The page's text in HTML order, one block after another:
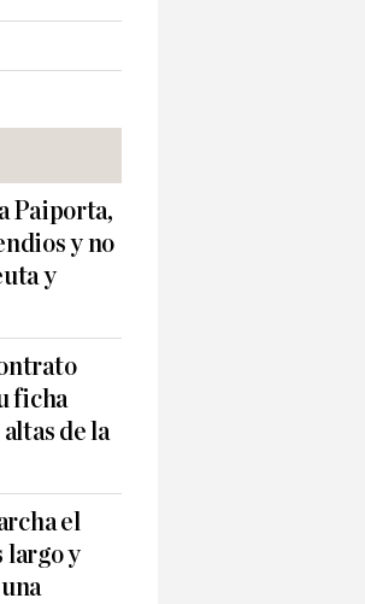
Paiporta,
y no
y
ficha
de la
el
largo y